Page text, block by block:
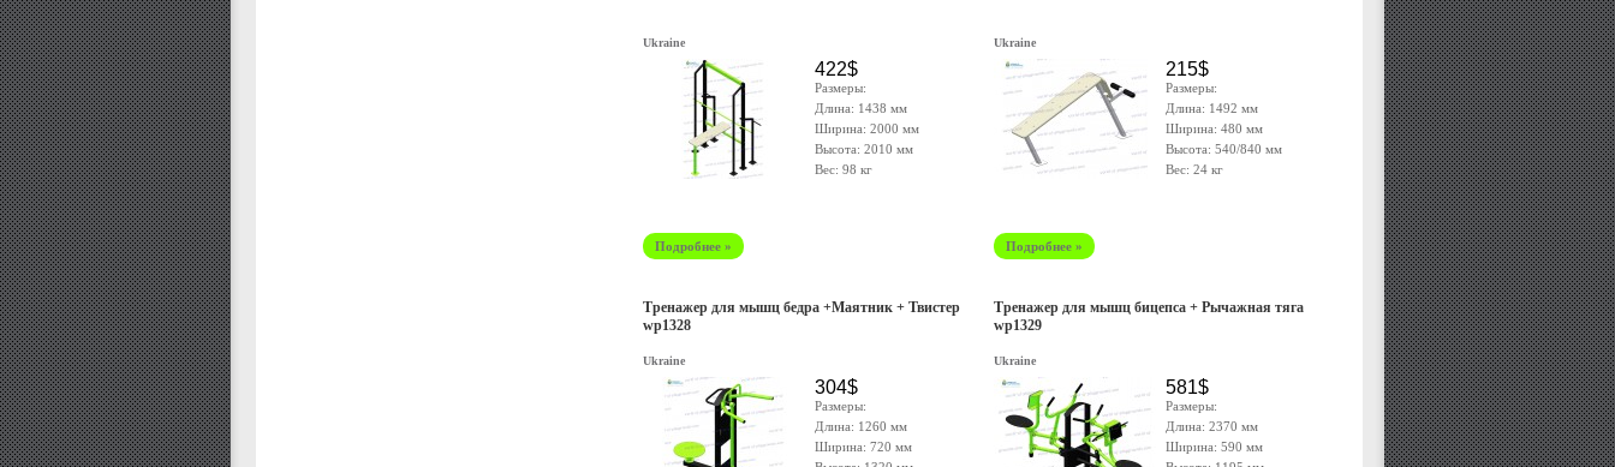
Ukraine
422$
Размеры:
Длина: 1438 мм
Ширина: 2000 мм
Высота: 2010 мм
Вес: 98 кг
Подробнее »
Ukraine
215$
Размеры:
Длина: 1492 мм
Ширина: 480 мм
Высота: 540/840 мм
Вес: 24 кг
Подробнее »
Тренажер для мышц бедра +Маятник + Твистер
wp1328
Ukraine
304$
Размеры:
Длина: 1260 мм
Ширина: 720 мм
Тренажер для мышц бицепса + Рычажная тяга
wp1329
Ukraine
581$
Размеры:
Длина: 2370 мм
Ширина: 590 мм